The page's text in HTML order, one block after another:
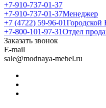
+7-910-737-01-37
+7-910-737-01-37Менеджер
+7 (4722) 59-96-01Городской
+7-800-101-97-31Отдел
Заказать звонок
E-mail
sale@modnaya-mebel.ru